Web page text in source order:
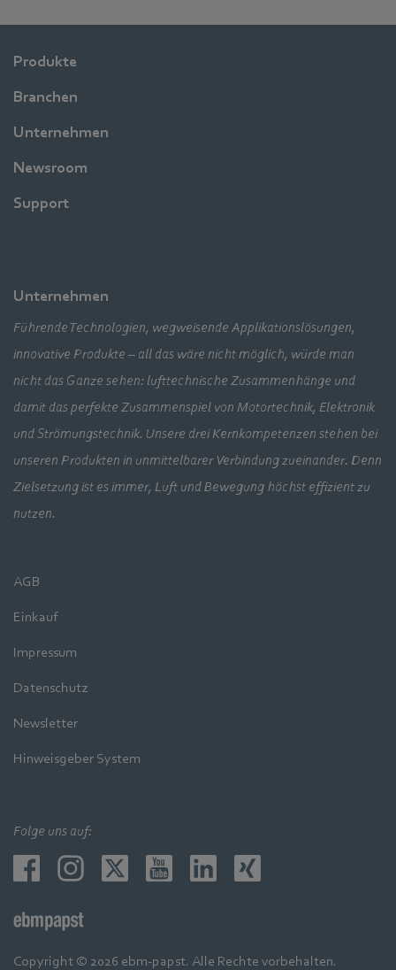
Produkte
Branchen
Unternehmen
Newsroom
Support
Unternehmen
Führende Technologien, wegweisende Applikationslösungen,
innovative Produkte – all das wäre nicht möglich, würde man
nicht das Ganze sehen: lufttechnische Zusammenhänge und
damit das perfekte Zusammenspiel von Motortechnik, Elektronik
und Strömungstechnik. Unsere drei Kernkompetenzen stehen bei
unseren Produkten in unmittelbarer Verbindung zueinander. Denn
Zielsetzung ist es immer, Luft und Bewegung höchst effizient zu
nutzen.
AGB
Einkauf
Impressum
Datenschutz
Newsletter
Hinweisgeber System
Folge uns auf:
Copyright © 2026 ebm-papst. Alle Rechte vorbehalten.